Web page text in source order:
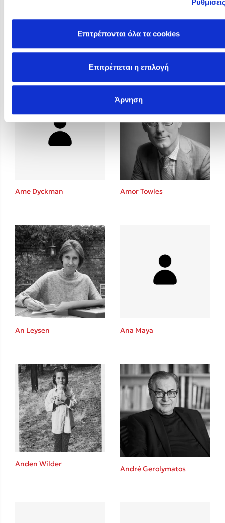
Επιτρέπονται όλα τα cookies
Επιτρέπεται η επιλογή
Άρνηση
Allain Glykos Altea Villa
Ame Dyckman Amor Towles
An Leysen Ana Maya
Anden Wilder
André Gerolymatos